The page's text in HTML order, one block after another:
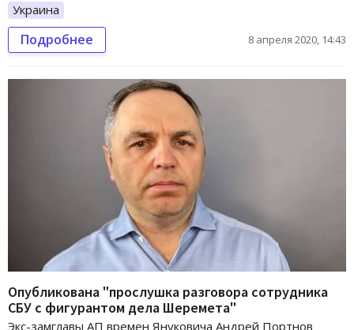
Украина
Подробнее 8 апреля 2020, 14:43
Опубликована "прослушка разговора сотрудника
СБУ с фигурантом дела Шеремета"
Экс-замглавы АП времен Януковича Андрей Портнов